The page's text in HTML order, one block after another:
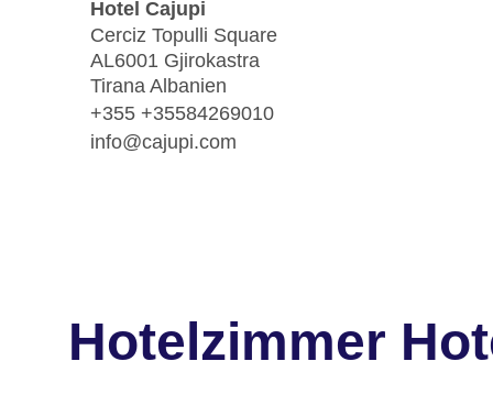
Hotel Cajupi
Cerciz Topulli Square
AL6001 Gjirokastra
Tirana Albanien
+355 +35584269010
info@cajupi.com
Hotelzimmer